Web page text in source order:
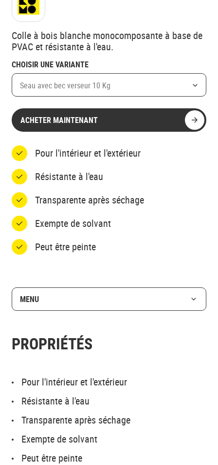
Colle à bois blanche monocomposante à base de
PVAC et résistante à l'eau.
CHOISIR UNE VARIANTE
Seau avec bec verseur 10 Kg
ACHETER MAINTENANT
Pour l'intérieur et l'extérieur
Résistante à l'eau
Transparente après séchage
Exempte de solvant
Peut être peinte
MENU
PROPRIÉTÉS
Pour l'intérieur et l'extérieur
Résistante à l'eau
Transparente après séchage
Exempte de solvant
Peut être peinte